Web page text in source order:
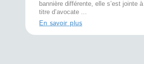
bannière différente, elle s’est jointe à
titre d’avocate ...
En savoir plus